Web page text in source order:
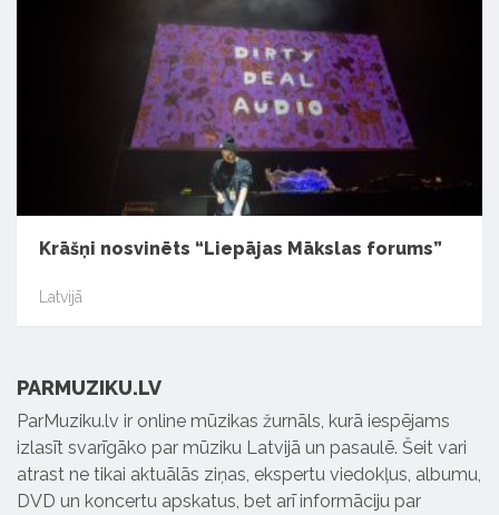
Krāšņi nosvinēts “Liepājas Mākslas forums”
Latvijā
PARMUZIKU.LV
ParMuziku.lv ir online mūzikas žurnāls, kurā iespējams
izlasīt svarīgāko par mūziku Latvijā un pasaulē. Šeit vari
atrast ne tikai aktuālās ziņas, ekspertu viedokļus, albumu,
DVD un koncertu apskatus, bet arī informāciju par